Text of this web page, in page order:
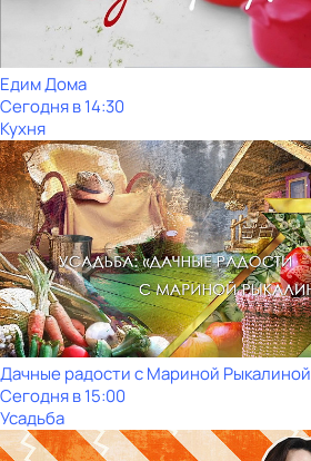
Едим Дома
Сегодня в 14:30
Кухня
Дачные радости с Мариной Рыкалиной
Сегодня в 15:00
Усадьба